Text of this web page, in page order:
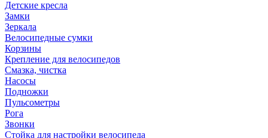
Детские кресла
Замки
Зеркала
Велосипедные сумки
Корзины
Крепление для велосипедов
Смазка, чистка
Насосы
Подножки
Пульсометры
Рога
Звонки
Стойка для настройки велосипеда